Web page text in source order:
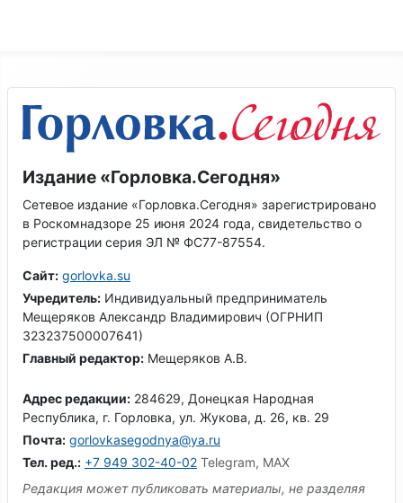
Издание «Горловка.Сегодня»
Сетевое издание «Горловка.Сегодня» зарегистрировано
в Роскомнадзоре 25 июня 2024 года, свидетельство о
регистрации серия ЭЛ № ФС77-87554.
Сайт: gorlovka.su
Учредитель: Индивидуальный предприниматель
Мещеряков Александр Владимирович (ОГРНИП
323237500007641)
Главный редактор: Мещеряков А.В.
Адрес редакции: 284629, Донецкая Народная
Республика, г. Горловка, ул. Жукова, д. 26, кв. 29
Почта: gorlovkasegodnya@ya.ru
Тел. ред.: +7 949 302-40-02 Telegram, MAX
Редакция может публиковать материалы, не разделяя